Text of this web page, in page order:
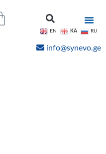
info@synevo.ge
EN KA RU